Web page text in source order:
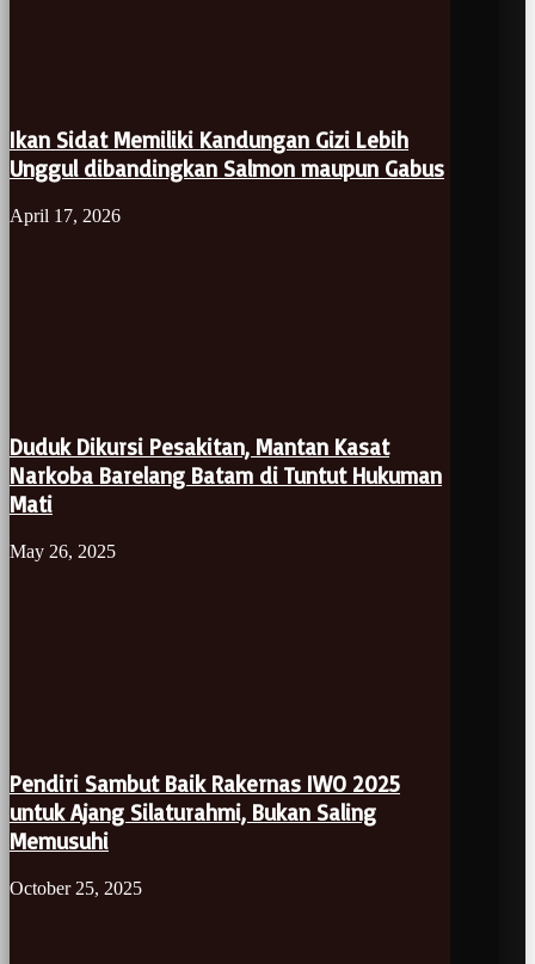
Ikan Sidat Memiliki Kandungan Gizi Lebih
Unggul dibandingkan Salmon maupun Gabus
April 17, 2026
Duduk Dikursi Pesakitan, Mantan Kasat
Narkoba Barelang Batam di Tuntut Hukuman
Mati
May 26, 2025
Pendiri Sambut Baik Rakernas IWO 2025
untuk Ajang Silaturahmi, Bukan Saling
Memusuhi
October 25, 2025